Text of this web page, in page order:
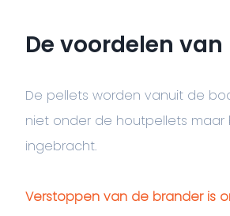
De voordelen
De pellets worden vanuit de
niet onder de houtpellets
ingebracht.
Verstoppen van de brander is